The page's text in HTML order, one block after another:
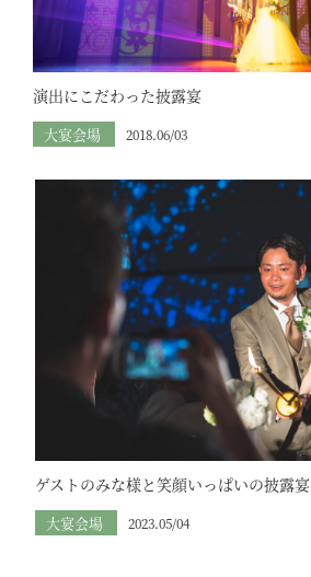
演出にこだわった披露宴
大宴会場 2018.06/03
ゲストのみな様と笑顔いっぱいの披露宴
大宴会場 2023.05/04